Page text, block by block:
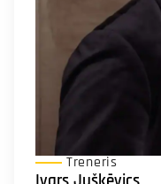
Treneris